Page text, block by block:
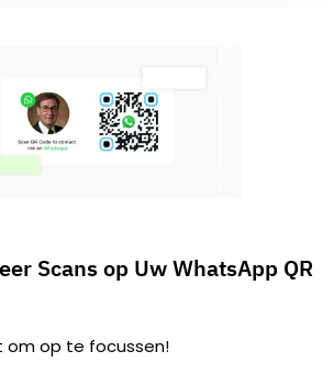
Scans op Uw WhatsApp QR
om op te focussen!